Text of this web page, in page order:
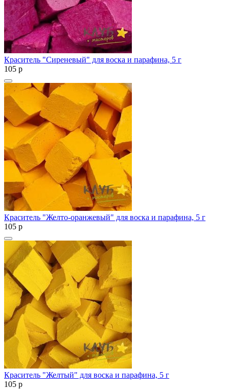
Краситель "Сиреневый" для воска и парафина, 5 г
105 p
Краситель "Желто-оранжевый" для воска и парафина, 5 г
105 p
Краситель "Желтый" для воска и парафина, 5 г
105 p